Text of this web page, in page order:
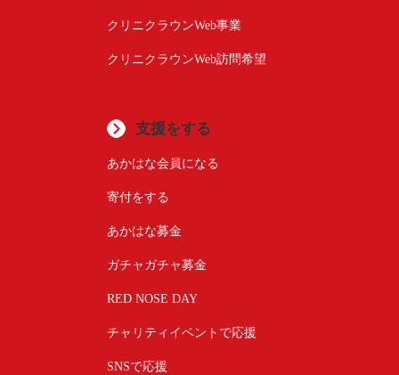
クリニクラウンWeb事業
クリニクラウンWeb訪問希望
支援をする
あかはな会員になる
寄付をする
あかはな募金
ガチャガチャ募金
RED NOSE DAY
チャリティイベントで応援
SNSで応援